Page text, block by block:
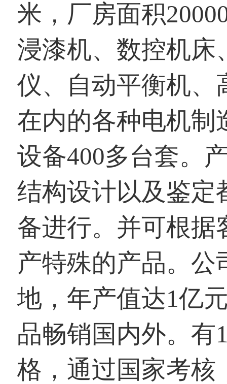
米，厂房面积
浸漆机、数控机床
仪、自动平衡机、
在内的各种电机制
设备400多台套。
结构设计以及鉴定
备进行。并可根据
产特殊的产品。公
地，年产值达1亿
品畅销国内外。有
格，通过国家考核